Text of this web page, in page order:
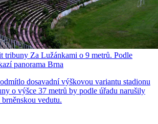
tribuny Za Lužánkami o 9 metrů. Podle
panorama Brna
dosavadní výškovou variantu stadionu
o výšce 37 metrů by podle úřadu narušily
vedutu.